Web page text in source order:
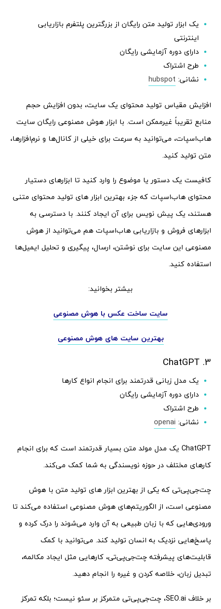
یک ابزار تولید متن رایگان از بزرگترین پلتفرم بازاریابی
اینترنتی
دارای دوره آزمایشی رایگان
طرح اشتراک
نشانی: hubspot
افزایش مقیاس تولید محتوای یک سایت، بدون افزایش حجم
منابع تقریباً غیرممکن است. با ابزار هوش مصنوعی رایگان سایت
هاب‌اسپات، می‌توانید به سرعت برای خیلی از کانال‌ها و نرم‌افزارها،
متن تولید کنید.
کافیست یک دستور یا موضوع را وارد کنید تا ابزارهای دستیار
محتوای ‌هاب‌اسپات که جزء بهترین ابزار های تولید محتوای متنی
هستند، یک پیش نویس برای آن ایجاد کنند. با دسترسی به
ابزارهای فروش و بازاریابی هاب‌اسپات هم می‌توانید از هوش
مصنوعی این سایت برای نوشتن، ارسال، پیگیری و تحلیل ایمیل‌ها
استفاده کنید.
بیشتر بخوانید:
سایت ساخت عکس با هوش مصنوعی
بهترین سایت های هوش مصنوعی
3. ChatGPT
یک مدل زبانی قدرتمند برای انجام انواع کارها
دارای دوره آزمایشی رایگان
طرح اشتراک
نشانی: openai
ChatGPT یک مدل مولد متن بسیار قدرتمند است که برای انجام
کارهای مختلف در حوزه نویسندگی به شما کمک می‌کند.
چت‌جی‌پی‌تی که یکی از بهترین ابزار های تولید متن با هوش
مصنوعی است، از الگوریتم‌های هوش مصنوعی استفاده می‌کند تا
ورودی‌هایی که با زبان طبیعی به آن وارد می‌شوند را درک کرده و
پاسخ‌هایی نزدیک به انسان تولید کند. می‌توانید با کمک
قابلیت‌های پیشرفته چت‌جی‌پی‌تی، کارهایی مثل ایجاد مکالمه،
تبدیل زبان، خلاصه کردن و غیره را انجام دهید.
بر خلاف SEO.ai، چت‌جی‌پی‌تی متمرکز بر سئو نیست؛ بلکه تمرکز